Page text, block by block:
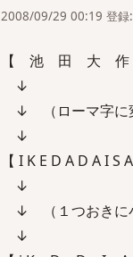
2008/09/29 00:19 登録:
【 池 田 大 作
↓
↓ （ローマ字に
↓
【 I K E D A D A I S
↓
↓ （１つおきに
↓